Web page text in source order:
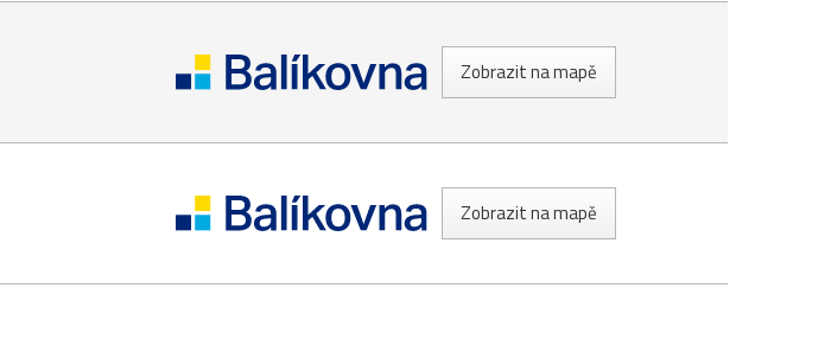
Zobrazit na mapě
Zobrazit na mapě